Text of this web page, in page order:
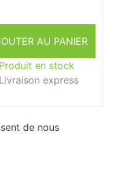
AU PANIER
Produit en stock
Livraison express
de nous